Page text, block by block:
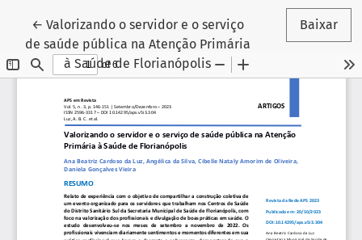
← Voltar aos Detalhes do Artigo
Valorizando o servidor e o serviço
de saúde pública na Atenção Primária
à Saúde de Florianópolis
Baixar